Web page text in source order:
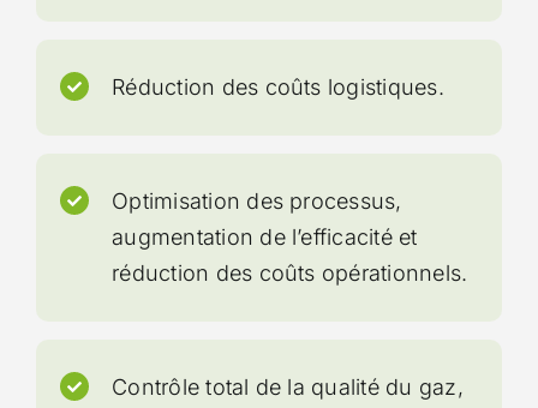
Réduction des coûts logistiques.
Optimisation des processus,
augmentation de l’efficacité et
réduction des coûts opérationnels.
Contrôle total de la qualité du gaz,